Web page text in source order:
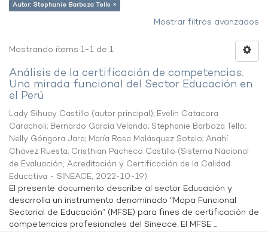
Autor: Stephanie Barboza Tello ×
Mostrar filtros avanzados
Mostrando ítems 1-1 de 1
Análisis de la certificación de competencias:
Una mirada funcional del Sector Educación en
el Perú
Lady Sihuay Castillo (autor principal); Evelin Catacora
Caracholi; Bernardo García Velando; Stephanie Barboza Tello;
Nelly Góngora Jara; María Rosa Malásquez Sotelo; Anahí
Chávez Ruesta; Cristhian Pacheco Castillo (Sistema Nacional
de Evaluación, Acreditación y Certificación de la Calidad
Educativa - SINEACE, 2022-10-19)
El presente documento describe al sector Educación y
desarrolla un instrumento denominado “Mapa Funcional
Sectorial de Educación” (MFSE) para fines de certificación de
competencias profesionales del Sineace. El MFSE ...